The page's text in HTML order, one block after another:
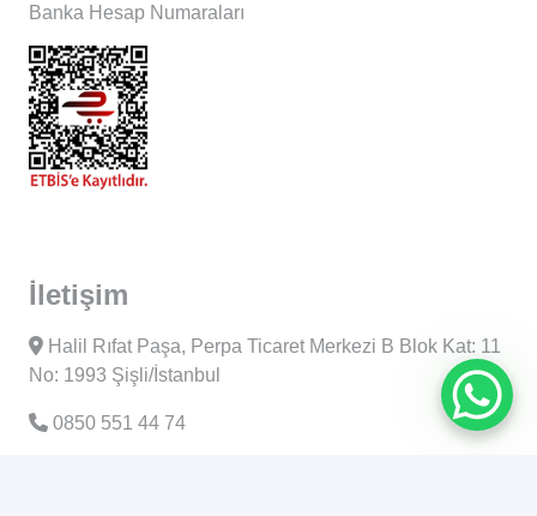
Banka Hesap Numaraları
İletişim
Halil Rıfat Paşa, Perpa Ticaret Merkezi B Blok Kat: 11
No: 1993 Şişli/İstanbul
0850 551 44 74